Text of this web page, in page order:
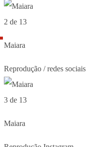
2 de 13
Maiara
Reprodução / redes sociais
3 de 13
Maiara